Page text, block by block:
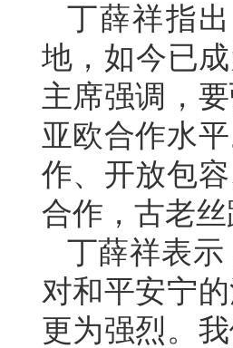
丁薛祥指
地，如今已
主席强调，
亚欧合作水
作、开放包
合作，古老
丁薛祥表
对和平安宁
更为强烈。